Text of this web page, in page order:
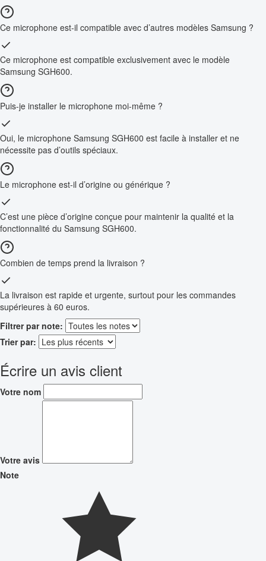
Ce microphone est-il compatible avec d’autres modèles Samsung ?
Ce microphone est compatible exclusivement avec le modèle
Samsung SGH600.
Puis-je installer le microphone moi-même ?
Oui, le microphone Samsung SGH600 est facile à installer et ne
nécessite pas d’outils spéciaux.
Le microphone est-il d’origine ou générique ?
C’est une pièce d’origine conçue pour maintenir la qualité et la
fonctionnalité du Samsung SGH600.
Combien de temps prend la livraison ?
La livraison est rapide et urgente, surtout pour les commandes
supérieures à 60 euros.
Filtrer par note:
Trier par:
Écrire un avis client
Votre nom
Votre avis
Note